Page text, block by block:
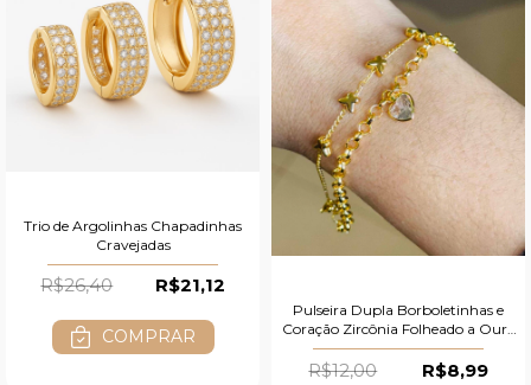
Trio de Argolinhas Chapadinhas
Cravejadas
R$26,40 R$21,12
COMPRAR
Pulseira Dupla Borboletinhas e
Coração Zircônia Folheado a Ouro
18K
R$12,00 R$8,99